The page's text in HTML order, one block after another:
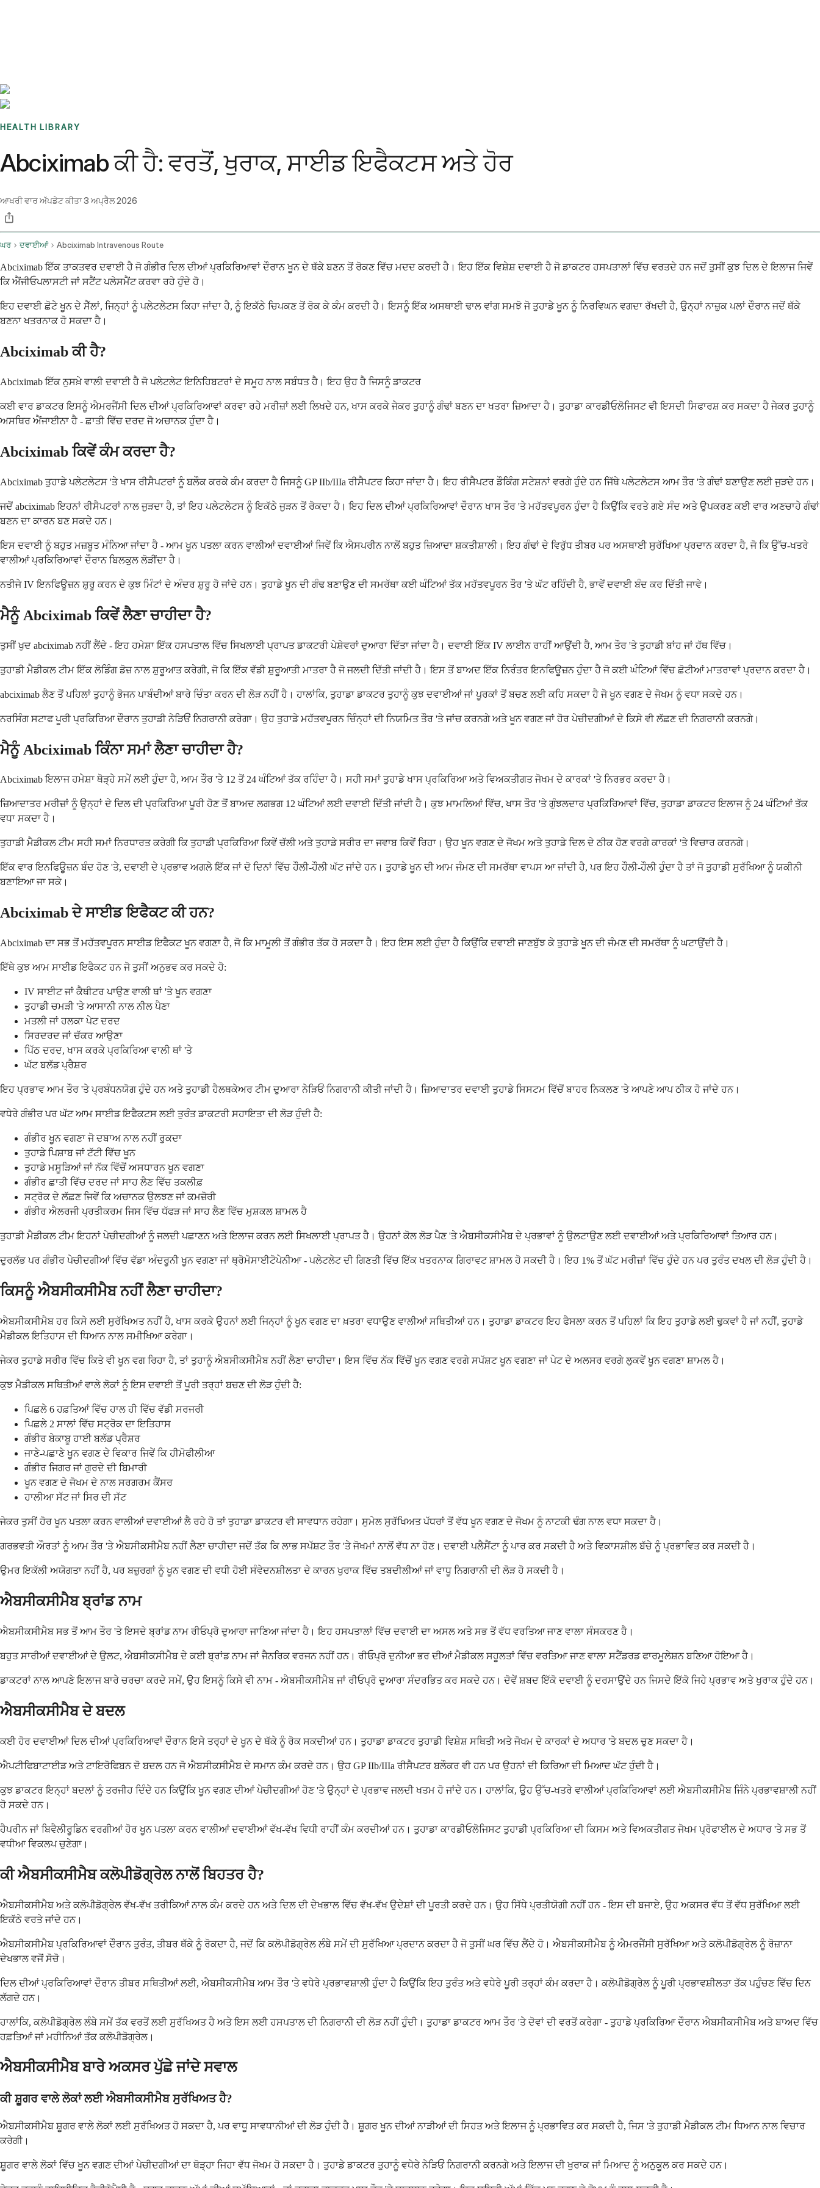
HEALTH LIBRARY
Abciximab ਕੀ ਹੈ: ਵਰਤੋਂ, ਖੁਰਾਕ, ਸਾਈਡ ਇਫੈਕਟਸ ਅਤੇ ਹੋਰ
ਆਖਰੀ ਵਾਰ ਅੱਪਡੇਟ ਕੀਤਾ3 ਅਪ੍ਰੈਲ 2026
ਘਰ ਦਵਾਈਆਂ Abciximab Intravenous Route
Abciximab ਇੱਕ ਤਾਕਤਵਰ ਦਵਾਈ ਹੈ ਜੋ ਗੰਭੀਰ ਦਿਲ ਦੀਆਂ ਪ੍ਰਕਿਰਿਆਵਾਂ ਦੌਰਾਨ ਖੂਨ ਦੇ ਥੱਕੇ ਬਣਨ ਤੋਂ ਰੋਕਣ ਵਿੱਚ ਮਦਦ ਕਰਦੀ ਹੈ। ਇਹ ਇੱਕ ਵਿਸ਼ੇਸ਼ ਦਵਾਈ ਹੈ ਜੋ ਡਾਕਟਰ ਹਸਪਤਾਲਾਂ ਵਿੱਚ ਵਰਤਦੇ ਹਨ ਜਦੋਂ ਤੁਸੀਂ ਕੁਝ ਦਿਲ ਦੇ ਇਲਾਜ ਜਿਵੇਂ
ਕਿ ਐਂਜੀਓਪਲਾਸਟੀ ਜਾਂ ਸਟੈਂਟ ਪਲੇਸਮੈਂਟ ਕਰਵਾ ਰਹੇ ਹੁੰਦੇ ਹੋ।
ਇਹ ਦਵਾਈ ਛੋਟੇ ਖੂਨ ਦੇ ਸੈੱਲਾਂ, ਜਿਨ੍ਹਾਂ ਨੂੰ ਪਲੇਟਲੇਟਸ ਕਿਹਾ ਜਾਂਦਾ ਹੈ, ਨੂੰ ਇਕੱਠੇ ਚਿਪਕਣ ਤੋਂ ਰੋਕ ਕੇ ਕੰਮ ਕਰਦੀ ਹੈ। ਇਸਨੂੰ ਇੱਕ ਅਸਥਾਈ ਢਾਲ ਵਾਂਗ ਸਮਝੋ ਜੋ ਤੁਹਾਡੇ ਖੂਨ ਨੂੰ ਨਿਰਵਿਘਨ ਵਗਦਾ ਰੱਖਦੀ ਹੈ, ਉਨ੍ਹਾਂ ਨਾਜ਼ੁਕ ਪਲਾਂ ਦੌਰਾਨ ਜਦੋਂ ਥੱਕੇ
ਬਣਨਾ ਖਤਰਨਾਕ ਹੋ ਸਕਦਾ ਹੈ।
Abciximab ਕੀ ਹੈ?
Abciximab ਇੱਕ ਨੁਸਖ਼ੇ ਵਾਲੀ ਦਵਾਈ ਹੈ ਜੋ ਪਲੇਟਲੇਟ ਇਨਿਹਿਬਟਰਾਂ ਦੇ ਸਮੂਹ ਨਾਲ ਸਬੰਧਤ ਹੈ। ਇਹ ਉਹ ਹੈ ਜਿਸਨੂੰ ਡਾਕਟਰ
ਕਈ ਵਾਰ ਡਾਕਟਰ ਇਸਨੂੰ ਐਮਰਜੈਂਸੀ ਦਿਲ ਦੀਆਂ ਪ੍ਰਕਿਰਿਆਵਾਂ ਕਰਵਾ ਰਹੇ ਮਰੀਜ਼ਾਂ ਲਈ ਲਿਖਦੇ ਹਨ, ਖਾਸ ਕਰਕੇ ਜੇਕਰ ਤੁਹਾਨੂੰ ਗੰਢਾਂ ਬਣਨ ਦਾ ਖਤਰਾ ਜ਼ਿਆਦਾ ਹੈ। ਤੁਹਾਡਾ ਕਾਰਡੀਓਲੋਜਿਸਟ ਵੀ ਇਸਦੀ ਸਿਫਾਰਸ਼ ਕਰ ਸਕਦਾ ਹੈ ਜੇਕਰ ਤੁਹਾਨੂੰ
ਅਸਥਿਰ ਐਂਜਾਈਨਾ ਹੈ - ਛਾਤੀ ਵਿੱਚ ਦਰਦ ਜੋ ਅਚਾਨਕ ਹੁੰਦਾ ਹੈ।
Abciximab ਕਿਵੇਂ ਕੰਮ ਕਰਦਾ ਹੈ?
Abciximab ਤੁਹਾਡੇ ਪਲੇਟਲੇਟਸ 'ਤੇ ਖਾਸ ਰੀਸੈਪਟਰਾਂ ਨੂੰ ਬਲੌਕ ਕਰਕੇ ਕੰਮ ਕਰਦਾ ਹੈ ਜਿਸਨੂੰ GP IIb/IIIa ਰੀਸੈਪਟਰ ਕਿਹਾ ਜਾਂਦਾ ਹੈ। ਇਹ ਰੀਸੈਪਟਰ ਡੌਕਿੰਗ ਸਟੇਸ਼ਨਾਂ ਵਰਗੇ ਹੁੰਦੇ ਹਨ ਜਿੱਥੇ ਪਲੇਟਲੇਟਸ ਆਮ ਤੌਰ 'ਤੇ ਗੰਢਾਂ ਬਣਾਉਣ ਲਈ ਜੁੜਦੇ ਹਨ।
ਜਦੋਂ abciximab ਇਹਨਾਂ ਰੀਸੈਪਟਰਾਂ ਨਾਲ ਜੁੜਦਾ ਹੈ, ਤਾਂ ਇਹ ਪਲੇਟਲੇਟਸ ਨੂੰ ਇਕੱਠੇ ਜੁੜਨ ਤੋਂ ਰੋਕਦਾ ਹੈ। ਇਹ ਦਿਲ ਦੀਆਂ ਪ੍ਰਕਿਰਿਆਵਾਂ ਦੌਰਾਨ ਖਾਸ ਤੌਰ 'ਤੇ ਮਹੱਤਵਪੂਰਨ ਹੁੰਦਾ ਹੈ ਕਿਉਂਕਿ ਵਰਤੇ ਗਏ ਸੰਦ ਅਤੇ ਉਪਕਰਣ ਕਈ ਵਾਰ ਅਣਚਾਹੇ ਗੰਢਾਂ
ਬਣਨ ਦਾ ਕਾਰਨ ਬਣ ਸਕਦੇ ਹਨ।
ਇਸ ਦਵਾਈ ਨੂੰ ਬਹੁਤ ਮਜ਼ਬੂਤ ਮੰਨਿਆ ਜਾਂਦਾ ਹੈ - ਆਮ ਖੂਨ ਪਤਲਾ ਕਰਨ ਵਾਲੀਆਂ ਦਵਾਈਆਂ ਜਿਵੇਂ ਕਿ ਐਸਪਰੀਨ ਨਾਲੋਂ ਬਹੁਤ ਜ਼ਿਆਦਾ ਸ਼ਕਤੀਸ਼ਾਲੀ। ਇਹ ਗੰਢਾਂ ਦੇ ਵਿਰੁੱਧ ਤੀਬਰ ਪਰ ਅਸਥਾਈ ਸੁਰੱਖਿਆ ਪ੍ਰਦਾਨ ਕਰਦਾ ਹੈ, ਜੋ ਕਿ ਉੱਚ-ਖਤਰੇ
ਵਾਲੀਆਂ ਪ੍ਰਕਿਰਿਆਵਾਂ ਦੌਰਾਨ ਬਿਲਕੁਲ ਲੋੜੀਂਦਾ ਹੈ।
ਨਤੀਜੇ IV ਇਨਫਿਊਜ਼ਨ ਸ਼ੁਰੂ ਕਰਨ ਦੇ ਕੁਝ ਮਿੰਟਾਂ ਦੇ ਅੰਦਰ ਸ਼ੁਰੂ ਹੋ ਜਾਂਦੇ ਹਨ। ਤੁਹਾਡੇ ਖੂਨ ਦੀ ਗੰਢ ਬਣਾਉਣ ਦੀ ਸਮਰੱਥਾ ਕਈ ਘੰਟਿਆਂ ਤੱਕ ਮਹੱਤਵਪੂਰਨ ਤੌਰ 'ਤੇ ਘੱਟ ਰਹਿੰਦੀ ਹੈ, ਭਾਵੇਂ ਦਵਾਈ ਬੰਦ ਕਰ ਦਿੱਤੀ ਜਾਵੇ।
ਮੈਨੂੰ Abciximab ਕਿਵੇਂ ਲੈਣਾ ਚਾਹੀਦਾ ਹੈ?
ਤੁਸੀਂ ਖੁਦ abciximab ਨਹੀਂ ਲੈਂਦੇ - ਇਹ ਹਮੇਸ਼ਾ ਇੱਕ ਹਸਪਤਾਲ ਵਿੱਚ ਸਿਖਲਾਈ ਪ੍ਰਾਪਤ ਡਾਕਟਰੀ ਪੇਸ਼ੇਵਰਾਂ ਦੁਆਰਾ ਦਿੱਤਾ ਜਾਂਦਾ ਹੈ। ਦਵਾਈ ਇੱਕ IV ਲਾਈਨ ਰਾਹੀਂ ਆਉਂਦੀ ਹੈ, ਆਮ ਤੌਰ 'ਤੇ ਤੁਹਾਡੀ ਬਾਂਹ ਜਾਂ ਹੱਥ ਵਿੱਚ।
ਤੁਹਾਡੀ ਮੈਡੀਕਲ ਟੀਮ ਇੱਕ ਲੋਡਿੰਗ ਡੋਜ਼ ਨਾਲ ਸ਼ੁਰੂਆਤ ਕਰੇਗੀ, ਜੋ ਕਿ ਇੱਕ ਵੱਡੀ ਸ਼ੁਰੂਆਤੀ ਮਾਤਰਾ ਹੈ ਜੋ ਜਲਦੀ ਦਿੱਤੀ ਜਾਂਦੀ ਹੈ। ਇਸ ਤੋਂ ਬਾਅਦ ਇੱਕ ਨਿਰੰਤਰ ਇਨਫਿਊਜ਼ਨ ਹੁੰਦਾ ਹੈ ਜੋ ਕਈ ਘੰਟਿਆਂ ਵਿੱਚ ਛੋਟੀਆਂ ਮਾਤਰਾਵਾਂ ਪ੍ਰਦਾਨ ਕਰਦਾ ਹੈ।
abciximab ਲੈਣ ਤੋਂ ਪਹਿਲਾਂ ਤੁਹਾਨੂੰ ਭੋਜਨ ਪਾਬੰਦੀਆਂ ਬਾਰੇ ਚਿੰਤਾ ਕਰਨ ਦੀ ਲੋੜ ਨਹੀਂ ਹੈ। ਹਾਲਾਂਕਿ, ਤੁਹਾਡਾ ਡਾਕਟਰ ਤੁਹਾਨੂੰ ਕੁਝ ਦਵਾਈਆਂ ਜਾਂ ਪੂਰਕਾਂ ਤੋਂ ਬਚਣ ਲਈ ਕਹਿ ਸਕਦਾ ਹੈ ਜੋ ਖੂਨ ਵਗਣ ਦੇ ਜੋਖਮ ਨੂੰ ਵਧਾ ਸਕਦੇ ਹਨ।
ਨਰਸਿੰਗ ਸਟਾਫ ਪੂਰੀ ਪ੍ਰਕਿਰਿਆ ਦੌਰਾਨ ਤੁਹਾਡੀ ਨੇੜਿਓਂ ਨਿਗਰਾਨੀ ਕਰੇਗਾ। ਉਹ ਤੁਹਾਡੇ ਮਹੱਤਵਪੂਰਨ ਚਿੰਨ੍ਹਾਂ ਦੀ ਨਿਯਮਿਤ ਤੌਰ 'ਤੇ ਜਾਂਚ ਕਰਨਗੇ ਅਤੇ ਖੂਨ ਵਗਣ ਜਾਂ ਹੋਰ ਪੇਚੀਦਗੀਆਂ ਦੇ ਕਿਸੇ ਵੀ ਲੱਛਣ ਦੀ ਨਿਗਰਾਨੀ ਕਰਨਗੇ।
ਮੈਨੂੰ Abciximab ਕਿੰਨਾ ਸਮਾਂ ਲੈਣਾ ਚਾਹੀਦਾ ਹੈ?
Abciximab ਇਲਾਜ ਹਮੇਸ਼ਾ ਥੋੜ੍ਹੇ ਸਮੇਂ ਲਈ ਹੁੰਦਾ ਹੈ, ਆਮ ਤੌਰ 'ਤੇ 12 ਤੋਂ 24 ਘੰਟਿਆਂ ਤੱਕ ਰਹਿੰਦਾ ਹੈ। ਸਹੀ ਸਮਾਂ ਤੁਹਾਡੇ ਖਾਸ ਪ੍ਰਕਿਰਿਆ ਅਤੇ ਵਿਅਕਤੀਗਤ ਜੋਖਮ ਦੇ ਕਾਰਕਾਂ 'ਤੇ ਨਿਰਭਰ ਕਰਦਾ ਹੈ।
ਜ਼ਿਆਦਾਤਰ ਮਰੀਜ਼ਾਂ ਨੂੰ ਉਨ੍ਹਾਂ ਦੇ ਦਿਲ ਦੀ ਪ੍ਰਕਿਰਿਆ ਪੂਰੀ ਹੋਣ ਤੋਂ ਬਾਅਦ ਲਗਭਗ 12 ਘੰਟਿਆਂ ਲਈ ਦਵਾਈ ਦਿੱਤੀ ਜਾਂਦੀ ਹੈ। ਕੁਝ ਮਾਮਲਿਆਂ ਵਿੱਚ, ਖਾਸ ਤੌਰ 'ਤੇ ਗੁੰਝਲਦਾਰ ਪ੍ਰਕਿਰਿਆਵਾਂ ਵਿੱਚ, ਤੁਹਾਡਾ ਡਾਕਟਰ ਇਲਾਜ ਨੂੰ 24 ਘੰਟਿਆਂ ਤੱਕ
ਵਧਾ ਸਕਦਾ ਹੈ।
ਤੁਹਾਡੀ ਮੈਡੀਕਲ ਟੀਮ ਸਹੀ ਸਮਾਂ ਨਿਰਧਾਰਤ ਕਰੇਗੀ ਕਿ ਤੁਹਾਡੀ ਪ੍ਰਕਿਰਿਆ ਕਿਵੇਂ ਚੱਲੀ ਅਤੇ ਤੁਹਾਡੇ ਸਰੀਰ ਦਾ ਜਵਾਬ ਕਿਵੇਂ ਰਿਹਾ। ਉਹ ਖੂਨ ਵਗਣ ਦੇ ਜੋਖਮ ਅਤੇ ਤੁਹਾਡੇ ਦਿਲ ਦੇ ਠੀਕ ਹੋਣ ਵਰਗੇ ਕਾਰਕਾਂ 'ਤੇ ਵਿਚਾਰ ਕਰਨਗੇ।
ਇੱਕ ਵਾਰ ਇਨਫਿਊਜ਼ਨ ਬੰਦ ਹੋਣ 'ਤੇ, ਦਵਾਈ ਦੇ ਪ੍ਰਭਾਵ ਅਗਲੇ ਇੱਕ ਜਾਂ ਦੋ ਦਿਨਾਂ ਵਿੱਚ ਹੌਲੀ-ਹੌਲੀ ਘੱਟ ਜਾਂਦੇ ਹਨ। ਤੁਹਾਡੇ ਖੂਨ ਦੀ ਆਮ ਜੰਮਣ ਦੀ ਸਮਰੱਥਾ ਵਾਪਸ ਆ ਜਾਂਦੀ ਹੈ, ਪਰ ਇਹ ਹੌਲੀ-ਹੌਲੀ ਹੁੰਦਾ ਹੈ ਤਾਂ ਜੋ ਤੁਹਾਡੀ ਸੁਰੱਖਿਆ ਨੂੰ ਯਕੀਨੀ
ਬਣਾਇਆ ਜਾ ਸਕੇ।
Abciximab ਦੇ ਸਾਈਡ ਇਫੈਕਟ ਕੀ ਹਨ?
Abciximab ਦਾ ਸਭ ਤੋਂ ਮਹੱਤਵਪੂਰਨ ਸਾਈਡ ਇਫੈਕਟ ਖੂਨ ਵਗਣਾ ਹੈ, ਜੋ ਕਿ ਮਾਮੂਲੀ ਤੋਂ ਗੰਭੀਰ ਤੱਕ ਹੋ ਸਕਦਾ ਹੈ। ਇਹ ਇਸ ਲਈ ਹੁੰਦਾ ਹੈ ਕਿਉਂਕਿ ਦਵਾਈ ਜਾਣਬੁੱਝ ਕੇ ਤੁਹਾਡੇ ਖੂਨ ਦੀ ਜੰਮਣ ਦੀ ਸਮਰੱਥਾ ਨੂੰ ਘਟਾਉਂਦੀ ਹੈ।
ਇੱਥੇ ਕੁਝ ਆਮ ਸਾਈਡ ਇਫੈਕਟ ਹਨ ਜੋ ਤੁਸੀਂ ਅਨੁਭਵ ਕਰ ਸਕਦੇ ਹੋ:
IV ਸਾਈਟ ਜਾਂ ਕੈਥੀਟਰ ਪਾਉਣ ਵਾਲੀ ਥਾਂ 'ਤੇ ਖੂਨ ਵਗਣਾ
ਤੁਹਾਡੀ ਚਮੜੀ 'ਤੇ ਆਸਾਨੀ ਨਾਲ ਨੀਲ ਪੈਣਾ
ਮਤਲੀ ਜਾਂ ਹਲਕਾ ਪੇਟ ਦਰਦ
ਸਿਰਦਰਦ ਜਾਂ ਚੱਕਰ ਆਉਣਾ
ਪਿੱਠ ਦਰਦ, ਖਾਸ ਕਰਕੇ ਪ੍ਰਕਿਰਿਆ ਵਾਲੀ ਥਾਂ 'ਤੇ
ਘੱਟ ਬਲੱਡ ਪ੍ਰੈਸ਼ਰ
ਇਹ ਪ੍ਰਭਾਵ ਆਮ ਤੌਰ 'ਤੇ ਪ੍ਰਬੰਧਨਯੋਗ ਹੁੰਦੇ ਹਨ ਅਤੇ ਤੁਹਾਡੀ ਹੈਲਥਕੇਅਰ ਟੀਮ ਦੁਆਰਾ ਨੇੜਿਓਂ ਨਿਗਰਾਨੀ ਕੀਤੀ ਜਾਂਦੀ ਹੈ। ਜ਼ਿਆਦਾਤਰ ਦਵਾਈ ਤੁਹਾਡੇ ਸਿਸਟਮ ਵਿੱਚੋਂ ਬਾਹਰ ਨਿਕਲਣ 'ਤੇ ਆਪਣੇ ਆਪ ਠੀਕ ਹੋ ਜਾਂਦੇ ਹਨ।
ਵਧੇਰੇ ਗੰਭੀਰ ਪਰ ਘੱਟ ਆਮ ਸਾਈਡ ਇਫੈਕਟਸ ਲਈ ਤੁਰੰਤ ਡਾਕਟਰੀ ਸਹਾਇਤਾ ਦੀ ਲੋੜ ਹੁੰਦੀ ਹੈ:
ਗੰਭੀਰ ਖੂਨ ਵਗਣਾ ਜੋ ਦਬਾਅ ਨਾਲ ਨਹੀਂ ਰੁਕਦਾ
ਤੁਹਾਡੇ ਪਿਸ਼ਾਬ ਜਾਂ ਟੱਟੀ ਵਿੱਚ ਖੂਨ
ਤੁਹਾਡੇ ਮਸੂੜਿਆਂ ਜਾਂ ਨੱਕ ਵਿੱਚੋਂ ਅਸਧਾਰਨ ਖੂਨ ਵਗਣਾ
ਗੰਭੀਰ ਛਾਤੀ ਵਿੱਚ ਦਰਦ ਜਾਂ ਸਾਹ ਲੈਣ ਵਿੱਚ ਤਕਲੀਫ਼
ਸਟ੍ਰੋਕ ਦੇ ਲੱਛਣ ਜਿਵੇਂ ਕਿ ਅਚਾਨਕ ਉਲਝਣ ਜਾਂ ਕਮਜ਼ੋਰੀ
ਗੰਭੀਰ ਐਲਰਜੀ ਪ੍ਰਤੀਕਰਮ ਜਿਸ ਵਿੱਚ ਧੱਫੜ ਜਾਂ ਸਾਹ ਲੈਣ ਵਿੱਚ ਮੁਸ਼ਕਲ ਸ਼ਾਮਲ ਹੈ
ਤੁਹਾਡੀ ਮੈਡੀਕਲ ਟੀਮ ਇਹਨਾਂ ਪੇਚੀਦਗੀਆਂ ਨੂੰ ਜਲਦੀ ਪਛਾਣਨ ਅਤੇ ਇਲਾਜ ਕਰਨ ਲਈ ਸਿਖਲਾਈ ਪ੍ਰਾਪਤ ਹੈ। ਉਹਨਾਂ ਕੋਲ ਲੋੜ ਪੈਣ 'ਤੇ ਐਬਸੀਕਸੀਮੈਬ ਦੇ ਪ੍ਰਭਾਵਾਂ ਨੂੰ ਉਲਟਾਉਣ ਲਈ ਦਵਾਈਆਂ ਅਤੇ ਪ੍ਰਕਿਰਿਆਵਾਂ ਤਿਆਰ ਹਨ।
ਦੁਰਲੱਭ ਪਰ ਗੰਭੀਰ ਪੇਚੀਦਗੀਆਂ ਵਿੱਚ ਵੱਡਾ ਅੰਦਰੂਨੀ ਖੂਨ ਵਗਣਾ ਜਾਂ ਥ੍ਰੋਮੋਸਾਈਟੋਪੇਨੀਆ - ਪਲੇਟਲੇਟ ਦੀ ਗਿਣਤੀ ਵਿੱਚ ਇੱਕ ਖਤਰਨਾਕ ਗਿਰਾਵਟ ਸ਼ਾਮਲ ਹੋ ਸਕਦੀ ਹੈ। ਇਹ 1% ਤੋਂ ਘੱਟ ਮਰੀਜ਼ਾਂ ਵਿੱਚ ਹੁੰਦੇ ਹਨ ਪਰ ਤੁਰੰਤ ਦਖਲ ਦੀ ਲੋੜ ਹੁੰਦੀ ਹੈ।
ਕਿਸਨੂੰ ਐਬਸੀਕਸੀਮੈਬ ਨਹੀਂ ਲੈਣਾ ਚਾਹੀਦਾ?
ਐਬਸੀਕਸੀਮੈਬ ਹਰ ਕਿਸੇ ਲਈ ਸੁਰੱਖਿਅਤ ਨਹੀਂ ਹੈ, ਖਾਸ ਕਰਕੇ ਉਹਨਾਂ ਲਈ ਜਿਨ੍ਹਾਂ ਨੂੰ ਖੂਨ ਵਗਣ ਦਾ ਖ਼ਤਰਾ ਵਧਾਉਣ ਵਾਲੀਆਂ ਸਥਿਤੀਆਂ ਹਨ। ਤੁਹਾਡਾ ਡਾਕਟਰ ਇਹ ਫੈਸਲਾ ਕਰਨ ਤੋਂ ਪਹਿਲਾਂ ਕਿ ਇਹ ਤੁਹਾਡੇ ਲਈ ਢੁਕਵਾਂ ਹੈ ਜਾਂ ਨਹੀਂ, ਤੁਹਾਡੇ
ਮੈਡੀਕਲ ਇਤਿਹਾਸ ਦੀ ਧਿਆਨ ਨਾਲ ਸਮੀਖਿਆ ਕਰੇਗਾ।
ਜੇਕਰ ਤੁਹਾਡੇ ਸਰੀਰ ਵਿੱਚ ਕਿਤੇ ਵੀ ਖੂਨ ਵਗ ਰਿਹਾ ਹੈ, ਤਾਂ ਤੁਹਾਨੂੰ ਐਬਸੀਕਸੀਮੈਬ ਨਹੀਂ ਲੈਣਾ ਚਾਹੀਦਾ। ਇਸ ਵਿੱਚ ਨੱਕ ਵਿੱਚੋਂ ਖੂਨ ਵਗਣ ਵਰਗੇ ਸਪੱਸ਼ਟ ਖੂਨ ਵਗਣਾ ਜਾਂ ਪੇਟ ਦੇ ਅਲਸਰ ਵਰਗੇ ਲੁਕਵੇਂ ਖੂਨ ਵਗਣਾ ਸ਼ਾਮਲ ਹੈ।
ਕੁਝ ਮੈਡੀਕਲ ਸਥਿਤੀਆਂ ਵਾਲੇ ਲੋਕਾਂ ਨੂੰ ਇਸ ਦਵਾਈ ਤੋਂ ਪੂਰੀ ਤਰ੍ਹਾਂ ਬਚਣ ਦੀ ਲੋੜ ਹੁੰਦੀ ਹੈ:
ਪਿਛਲੇ 6 ਹਫ਼ਤਿਆਂ ਵਿੱਚ ਹਾਲ ਹੀ ਵਿੱਚ ਵੱਡੀ ਸਰਜਰੀ
ਪਿਛਲੇ 2 ਸਾਲਾਂ ਵਿੱਚ ਸਟ੍ਰੋਕ ਦਾ ਇਤਿਹਾਸ
ਗੰਭੀਰ ਬੇਕਾਬੂ ਹਾਈ ਬਲੱਡ ਪ੍ਰੈਸ਼ਰ
ਜਾਣੇ-ਪਛਾਣੇ ਖੂਨ ਵਗਣ ਦੇ ਵਿਕਾਰ ਜਿਵੇਂ ਕਿ ਹੀਮੋਫੀਲੀਆ
ਗੰਭੀਰ ਜਿਗਰ ਜਾਂ ਗੁਰਦੇ ਦੀ ਬਿਮਾਰੀ
ਖੂਨ ਵਗਣ ਦੇ ਜੋਖਮ ਦੇ ਨਾਲ ਸਰਗਰਮ ਕੈਂਸਰ
ਹਾਲੀਆ ਸੱਟ ਜਾਂ ਸਿਰ ਦੀ ਸੱਟ
ਜੇਕਰ ਤੁਸੀਂ ਹੋਰ ਖੂਨ ਪਤਲਾ ਕਰਨ ਵਾਲੀਆਂ ਦਵਾਈਆਂ ਲੈ ਰਹੇ ਹੋ ਤਾਂ ਤੁਹਾਡਾ ਡਾਕਟਰ ਵੀ ਸਾਵਧਾਨ ਰਹੇਗਾ। ਸੁਮੇਲ ਸੁਰੱਖਿਅਤ ਪੱਧਰਾਂ ਤੋਂ ਵੱਧ ਖੂਨ ਵਗਣ ਦੇ ਜੋਖਮ ਨੂੰ ਨਾਟਕੀ ਢੰਗ ਨਾਲ ਵਧਾ ਸਕਦਾ ਹੈ।
ਗਰਭਵਤੀ ਔਰਤਾਂ ਨੂੰ ਆਮ ਤੌਰ 'ਤੇ ਐਬਸੀਕਸੀਮੈਬ ਨਹੀਂ ਲੈਣਾ ਚਾਹੀਦਾ ਜਦੋਂ ਤੱਕ ਕਿ ਲਾਭ ਸਪੱਸ਼ਟ ਤੌਰ 'ਤੇ ਜੋਖਮਾਂ ਨਾਲੋਂ ਵੱਧ ਨਾ ਹੋਣ। ਦਵਾਈ ਪਲੈਸੈਂਟਾ ਨੂੰ ਪਾਰ ਕਰ ਸਕਦੀ ਹੈ ਅਤੇ ਵਿਕਾਸਸ਼ੀਲ ਬੱਚੇ ਨੂੰ ਪ੍ਰਭਾਵਿਤ ਕਰ ਸਕਦੀ ਹੈ।
ਉਮਰ ਇਕੱਲੀ ਅਯੋਗਤਾ ਨਹੀਂ ਹੈ, ਪਰ ਬਜ਼ੁਰਗਾਂ ਨੂੰ ਖੂਨ ਵਗਣ ਦੀ ਵਧੀ ਹੋਈ ਸੰਵੇਦਨਸ਼ੀਲਤਾ ਦੇ ਕਾਰਨ ਖੁਰਾਕ ਵਿੱਚ ਤਬਦੀਲੀਆਂ ਜਾਂ ਵਾਧੂ ਨਿਗਰਾਨੀ ਦੀ ਲੋੜ ਹੋ ਸਕਦੀ ਹੈ।
ਐਬਸੀਕਸੀਮੈਬ ਬ੍ਰਾਂਡ ਨਾਮ
ਐਬਸੀਕਸੀਮੈਬ ਸਭ ਤੋਂ ਆਮ ਤੌਰ 'ਤੇ ਇਸਦੇ ਬ੍ਰਾਂਡ ਨਾਮ ਰੀਓਪ੍ਰੋ ਦੁਆਰਾ ਜਾਣਿਆ ਜਾਂਦਾ ਹੈ। ਇਹ ਹਸਪਤਾਲਾਂ ਵਿੱਚ ਦਵਾਈ ਦਾ ਅਸਲ ਅਤੇ ਸਭ ਤੋਂ ਵੱਧ ਵਰਤਿਆ ਜਾਣ ਵਾਲਾ ਸੰਸਕਰਣ ਹੈ।
ਬਹੁਤ ਸਾਰੀਆਂ ਦਵਾਈਆਂ ਦੇ ਉਲਟ, ਐਬਸੀਕਸੀਮੈਬ ਦੇ ਕਈ ਬ੍ਰਾਂਡ ਨਾਮ ਜਾਂ ਜੈਨਰਿਕ ਵਰਜਨ ਨਹੀਂ ਹਨ। ਰੀਓਪ੍ਰੋ ਦੁਨੀਆ ਭਰ ਦੀਆਂ ਮੈਡੀਕਲ ਸਹੂਲਤਾਂ ਵਿੱਚ ਵਰਤਿਆ ਜਾਣ ਵਾਲਾ ਸਟੈਂਡਰਡ ਫਾਰਮੂਲੇਸ਼ਨ ਬਣਿਆ ਹੋਇਆ ਹੈ।
ਡਾਕਟਰਾਂ ਨਾਲ ਆਪਣੇ ਇਲਾਜ ਬਾਰੇ ਚਰਚਾ ਕਰਦੇ ਸਮੇਂ, ਉਹ ਇਸਨੂੰ ਕਿਸੇ ਵੀ ਨਾਮ - ਐਬਸੀਕਸੀਮੈਬ ਜਾਂ ਰੀਓਪ੍ਰੋ ਦੁਆਰਾ ਸੰਦਰਭਿਤ ਕਰ ਸਕਦੇ ਹਨ। ਦੋਵੇਂ ਸ਼ਬਦ ਇੱਕੋ ਦਵਾਈ ਨੂੰ ਦਰਸਾਉਂਦੇ ਹਨ ਜਿਸਦੇ ਇੱਕੋ ਜਿਹੇ ਪ੍ਰਭਾਵ ਅਤੇ ਖੁਰਾਕ ਹੁੰਦੇ ਹਨ।
ਐਬਸੀਕਸੀਮੈਬ ਦੇ ਬਦਲ
ਕਈ ਹੋਰ ਦਵਾਈਆਂ ਦਿਲ ਦੀਆਂ ਪ੍ਰਕਿਰਿਆਵਾਂ ਦੌਰਾਨ ਇਸੇ ਤਰ੍ਹਾਂ ਦੇ ਖੂਨ ਦੇ ਥੱਕੇ ਨੂੰ ਰੋਕ ਸਕਦੀਆਂ ਹਨ। ਤੁਹਾਡਾ ਡਾਕਟਰ ਤੁਹਾਡੀ ਵਿਸ਼ੇਸ਼ ਸਥਿਤੀ ਅਤੇ ਜੋਖਮ ਦੇ ਕਾਰਕਾਂ ਦੇ ਅਧਾਰ 'ਤੇ ਬਦਲ ਚੁਣ ਸਕਦਾ ਹੈ।
ਐਪਟੀਫਿਬਾਟਾਈਡ ਅਤੇ ਟਾਇਰੋਫਿਬਨ ਦੋ ਬਦਲ ਹਨ ਜੋ ਐਬਸੀਕਸੀਮੈਬ ਦੇ ਸਮਾਨ ਕੰਮ ਕਰਦੇ ਹਨ। ਉਹ GP IIb/IIIa ਰੀਸੈਪਟਰ ਬਲੌਕਰ ਵੀ ਹਨ ਪਰ ਉਹਨਾਂ ਦੀ ਕਿਰਿਆ ਦੀ ਮਿਆਦ ਘੱਟ ਹੁੰਦੀ ਹੈ।
ਕੁਝ ਡਾਕਟਰ ਇਨ੍ਹਾਂ ਬਦਲਾਂ ਨੂੰ ਤਰਜੀਹ ਦਿੰਦੇ ਹਨ ਕਿਉਂਕਿ ਖੂਨ ਵਗਣ ਦੀਆਂ ਪੇਚੀਦਗੀਆਂ ਹੋਣ 'ਤੇ ਉਨ੍ਹਾਂ ਦੇ ਪ੍ਰਭਾਵ ਜਲਦੀ ਖਤਮ ਹੋ ਜਾਂਦੇ ਹਨ। ਹਾਲਾਂਕਿ, ਉਹ ਉੱਚ-ਖਤਰੇ ਵਾਲੀਆਂ ਪ੍ਰਕਿਰਿਆਵਾਂ ਲਈ ਐਬਸੀਕਸੀਮੈਬ ਜਿੰਨੇ ਪ੍ਰਭਾਵਸ਼ਾਲੀ ਨਹੀਂ
ਹੋ ਸਕਦੇ ਹਨ।
ਹੈਪਰੀਨ ਜਾਂ ਬਿਵੈਲੀਰੂਡਿਨ ਵਰਗੀਆਂ ਹੋਰ ਖੂਨ ਪਤਲਾ ਕਰਨ ਵਾਲੀਆਂ ਦਵਾਈਆਂ ਵੱਖ-ਵੱਖ ਵਿਧੀ ਰਾਹੀਂ ਕੰਮ ਕਰਦੀਆਂ ਹਨ। ਤੁਹਾਡਾ ਕਾਰਡੀਓਲੋਜਿਸਟ ਤੁਹਾਡੀ ਪ੍ਰਕਿਰਿਆ ਦੀ ਕਿਸਮ ਅਤੇ ਵਿਅਕਤੀਗਤ ਜੋਖਮ ਪ੍ਰੋਫਾਈਲ ਦੇ ਅਧਾਰ 'ਤੇ ਸਭ ਤੋਂ
ਵਧੀਆ ਵਿਕਲਪ ਚੁਣੇਗਾ।
ਕੀ ਐਬਸੀਕਸੀਮੈਬ ਕਲੋਪੀਡੋਗ੍ਰੇਲ ਨਾਲੋਂ ਬਿਹਤਰ ਹੈ?
ਐਬਸੀਕਸੀਮੈਬ ਅਤੇ ਕਲੋਪੀਡੋਗ੍ਰੇਲ ਵੱਖ-ਵੱਖ ਤਰੀਕਿਆਂ ਨਾਲ ਕੰਮ ਕਰਦੇ ਹਨ ਅਤੇ ਦਿਲ ਦੀ ਦੇਖਭਾਲ ਵਿੱਚ ਵੱਖ-ਵੱਖ ਉਦੇਸ਼ਾਂ ਦੀ ਪੂਰਤੀ ਕਰਦੇ ਹਨ। ਉਹ ਸਿੱਧੇ ਪ੍ਰਤੀਯੋਗੀ ਨਹੀਂ ਹਨ - ਇਸ ਦੀ ਬਜਾਏ, ਉਹ ਅਕਸਰ ਵੱਧ ਤੋਂ ਵੱਧ ਸੁਰੱਖਿਆ ਲਈ
ਇਕੱਠੇ ਵਰਤੇ ਜਾਂਦੇ ਹਨ।
ਐਬਸੀਕਸੀਮੈਬ ਪ੍ਰਕਿਰਿਆਵਾਂ ਦੌਰਾਨ ਤੁਰੰਤ, ਤੀਬਰ ਥੱਕੇ ਨੂੰ ਰੋਕਦਾ ਹੈ, ਜਦੋਂ ਕਿ ਕਲੋਪੀਡੋਗ੍ਰੇਲ ਲੰਬੇ ਸਮੇਂ ਦੀ ਸੁਰੱਖਿਆ ਪ੍ਰਦਾਨ ਕਰਦਾ ਹੈ ਜੋ ਤੁਸੀਂ ਘਰ ਵਿੱਚ ਲੈਂਦੇ ਹੋ। ਐਬਸੀਕਸੀਮੈਬ ਨੂੰ ਐਮਰਜੈਂਸੀ ਸੁਰੱਖਿਆ ਅਤੇ ਕਲੋਪੀਡੋਗ੍ਰੇਲ ਨੂੰ ਰੋਜ਼ਾਨਾ
ਦੇਖਭਾਲ ਵਜੋਂ ਸੋਚੋ।
ਦਿਲ ਦੀਆਂ ਪ੍ਰਕਿਰਿਆਵਾਂ ਦੌਰਾਨ ਤੀਬਰ ਸਥਿਤੀਆਂ ਲਈ, ਐਬਸੀਕਸੀਮੈਬ ਆਮ ਤੌਰ 'ਤੇ ਵਧੇਰੇ ਪ੍ਰਭਾਵਸ਼ਾਲੀ ਹੁੰਦਾ ਹੈ ਕਿਉਂਕਿ ਇਹ ਤੁਰੰਤ ਅਤੇ ਵਧੇਰੇ ਪੂਰੀ ਤਰ੍ਹਾਂ ਕੰਮ ਕਰਦਾ ਹੈ। ਕਲੋਪੀਡੋਗ੍ਰੇਲ ਨੂੰ ਪੂਰੀ ਪ੍ਰਭਾਵਸ਼ੀਲਤਾ ਤੱਕ ਪਹੁੰਚਣ ਵਿੱਚ ਦਿਨ
ਲੱਗਦੇ ਹਨ।
ਹਾਲਾਂਕਿ, ਕਲੋਪੀਡੋਗ੍ਰੇਲ ਲੰਬੇ ਸਮੇਂ ਤੱਕ ਵਰਤੋਂ ਲਈ ਸੁਰੱਖਿਅਤ ਹੈ ਅਤੇ ਇਸ ਲਈ ਹਸਪਤਾਲ ਦੀ ਨਿਗਰਾਨੀ ਦੀ ਲੋੜ ਨਹੀਂ ਹੁੰਦੀ। ਤੁਹਾਡਾ ਡਾਕਟਰ ਆਮ ਤੌਰ 'ਤੇ ਦੋਵਾਂ ਦੀ ਵਰਤੋਂ ਕਰੇਗਾ - ਤੁਹਾਡੇ ਪ੍ਰਕਿਰਿਆ ਦੌਰਾਨ ਐਬਸੀਕਸੀਮੈਬ ਅਤੇ ਬਾਅਦ ਵਿੱਚ
ਹਫ਼ਤਿਆਂ ਜਾਂ ਮਹੀਨਿਆਂ ਤੱਕ ਕਲੋਪੀਡੋਗ੍ਰੇਲ।
ਐਬਸੀਕਸੀਮੈਬ ਬਾਰੇ ਅਕਸਰ ਪੁੱਛੇ ਜਾਂਦੇ ਸਵਾਲ
ਕੀ ਸ਼ੂਗਰ ਵਾਲੇ ਲੋਕਾਂ ਲਈ ਐਬਸੀਕਸੀਮੈਬ ਸੁਰੱਖਿਅਤ ਹੈ?
ਐਬਸੀਕਸੀਮੈਬ ਸ਼ੂਗਰ ਵਾਲੇ ਲੋਕਾਂ ਲਈ ਸੁਰੱਖਿਅਤ ਹੋ ਸਕਦਾ ਹੈ, ਪਰ ਵਾਧੂ ਸਾਵਧਾਨੀਆਂ ਦੀ ਲੋੜ ਹੁੰਦੀ ਹੈ। ਸ਼ੂਗਰ ਖੂਨ ਦੀਆਂ ਨਾੜੀਆਂ ਦੀ ਸਿਹਤ ਅਤੇ ਇਲਾਜ ਨੂੰ ਪ੍ਰਭਾਵਿਤ ਕਰ ਸਕਦੀ ਹੈ, ਜਿਸ 'ਤੇ ਤੁਹਾਡੀ ਮੈਡੀਕਲ ਟੀਮ ਧਿਆਨ ਨਾਲ ਵਿਚਾਰ
ਕਰੇਗੀ।
ਸ਼ੂਗਰ ਵਾਲੇ ਲੋਕਾਂ ਵਿੱਚ ਖੂਨ ਵਗਣ ਦੀਆਂ ਪੇਚੀਦਗੀਆਂ ਦਾ ਥੋੜ੍ਹਾ ਜਿਹਾ ਵੱਧ ਜੋਖਮ ਹੋ ਸਕਦਾ ਹੈ। ਤੁਹਾਡੇ ਡਾਕਟਰ ਤੁਹਾਨੂੰ ਵਧੇਰੇ ਨੇੜਿਓਂ ਨਿਗਰਾਨੀ ਕਰਨਗੇ ਅਤੇ ਇਲਾਜ ਦੀ ਖੁਰਾਕ ਜਾਂ ਮਿਆਦ ਨੂੰ ਅਨੁਕੂਲ ਕਰ ਸਕਦੇ ਹਨ।